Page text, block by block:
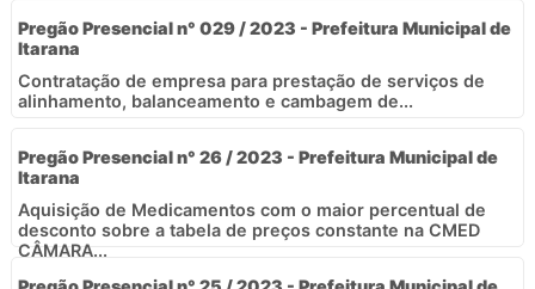
Pregão Presencial n° 029 / 2023 - Prefeitura Municipal de
Itarana
Contratação de empresa para prestação de serviços de
alinhamento, balanceamento e cambagem de...
Pregão Presencial n° 26 / 2023 - Prefeitura Municipal de
Itarana
Aquisição de Medicamentos com o maior percentual de
desconto sobre a tabela de preços constante na CMED 
CÂMARA...